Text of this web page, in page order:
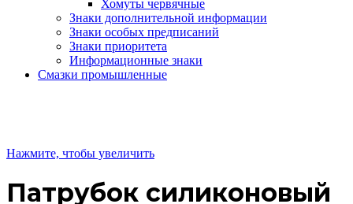
Хомуты червячные
Знаки дополнительной информации
Знаки особых предписаний
Знаки приоритета
Информационные знаки
Смазки промышленные
Нажмите, чтобы увеличить
Патрубок силиконовый